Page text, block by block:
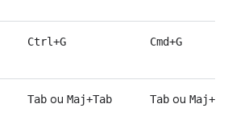
Ctrl+G Cmd+G
Tab ou Maj+Tab Tab ou